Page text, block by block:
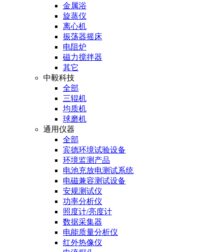
金属浴
旋蒸仪
离心机
振荡器摇床
电阻炉
磁力搅拌器
其它
中毅科技
全部
三辊机
均质机
球磨机
通用仪器
全部
宾德环境试验设备
环境监测产品
电池充放电测试系统
电磁兼容测试设备
安规测试仪
功率分析仪
照度计/亮度计
数据采集器
电能质量分析仪
红外热像仪